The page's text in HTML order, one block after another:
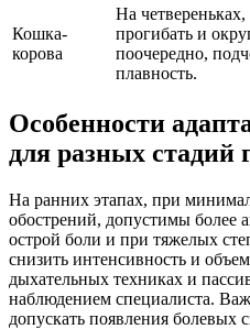
Кошка-
корова
На
прогибать и
поочередно,
плавность.
Особенности
для разных стадий
На ранних этапах, при
обострений, допустимы более
острой боли и при тяжелых
снизить интенсивность и
дыхательных техниках и
наблюдением специалиста.
допускать появления